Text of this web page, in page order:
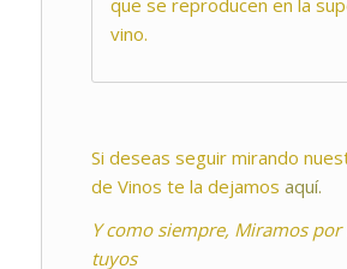
que se reproducen en la
vino.
Si deseas seguir mirando
de Vinos te la dejamos aquí.
Y como siempre, Miramos
tuyos